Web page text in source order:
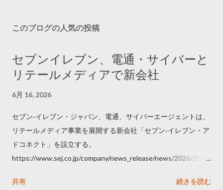
このブログの人気の投稿
セブンイレブン、電通・サイバーと
リテールメディアで新会社
6月 16, 2026
セブン‐イレブン・ジャパン、電通、サイバーエージェントは、
リテールメディア事業を展開する新会社「セブン‐イレブン・ア
ドコネクト」を設立する。
https://www.sej.co.jp/company/news_release/news/2026/2026
共有
続きを読む